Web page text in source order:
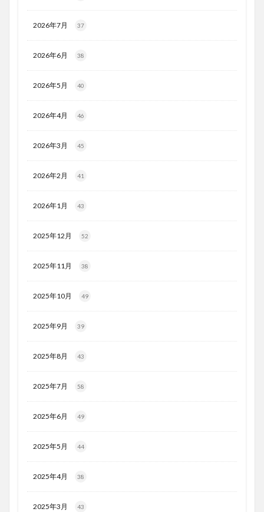
2026年7月 37
2026年6月 38
2026年5月 40
2026年4月 46
2026年3月 45
2026年2月 41
2026年1月 43
2025年12月 52
2025年11月 38
2025年10月 49
2025年9月 39
2025年8月 43
2025年7月 58
2025年6月 49
2025年5月 44
2025年4月 38
2025年3月 43